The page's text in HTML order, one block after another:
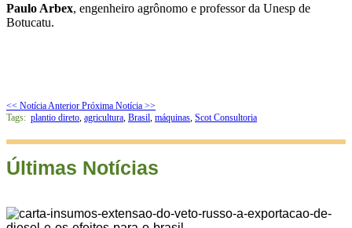
Paulo Arbex, engenheiro agrônomo e professor da Unesp de
Botucatu.
<< Notícia Anterior Próxima Notícia >>
Tags: plantio direto, agricultura, Brasil, máquinas, Scot Consultoria
Últimas Notícias